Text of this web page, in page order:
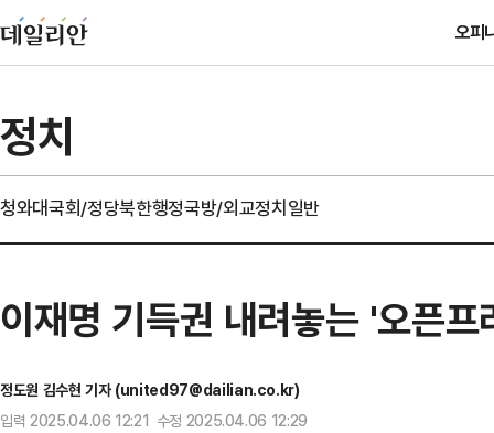
오피
정치
청와대국회/정당북한행정국방/외교정치일반
이재명 기득권 내려놓는 '오픈
정도원 김수현 기자 (united97@dailian.co.kr)
입력 2025.04.06 12:21 수정 2025.04.06 12:29